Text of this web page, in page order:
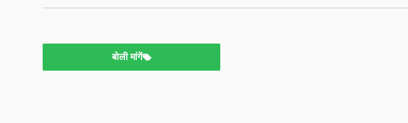
बोली मांगें